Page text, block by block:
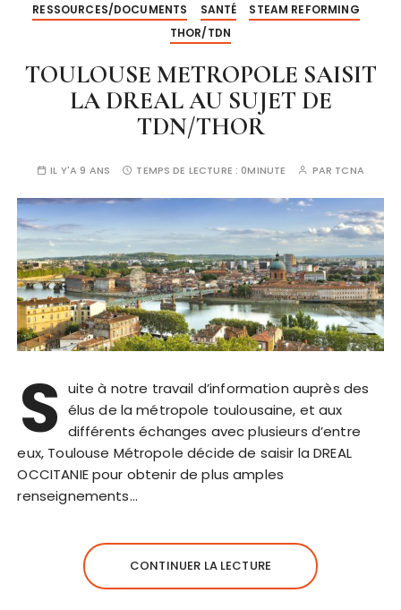
RESSOURCES/DOCUMENTS
SANTÉ
STEAM REFORMING
THOR/TDN
TOULOUSE METROPOLE SAISIT
LA DREAL AU SUJET DE
TDN/THOR
IL Y'A 9 ANS TEMPS DE LECTURE : 0MINUTE PAR TCNA
S uite à notre travail d’information auprès des
élus de la métropole toulousaine, et aux
différents échanges avec plusieurs d’entre
eux, Toulouse Métropole décide de saisir la DREAL
OCCITANIE pour obtenir de plus amples
renseignements…
CONTINUER LA LECTURE